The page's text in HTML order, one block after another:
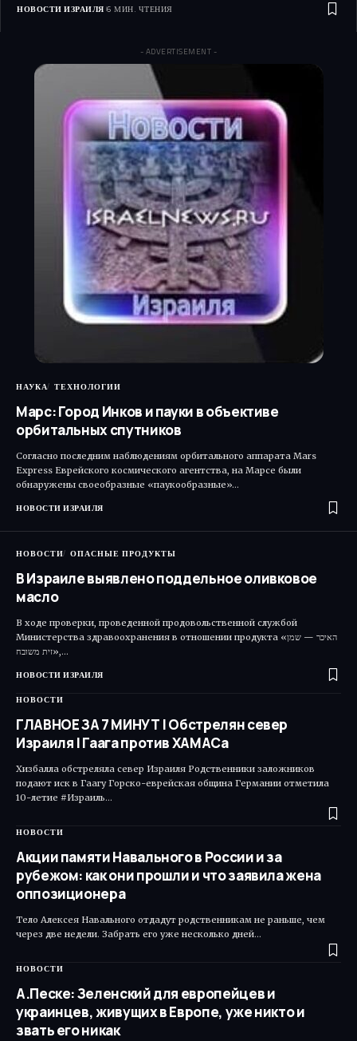
НОВОСТИ ИЗРАИЛЯ 6 МИН. ЧТЕНИЯ
- ADVERTISEMENT -
НАУКА ТЕХНОЛОГИИ
Марс: Город Инков и пауки в объективе
орбитальных спутников
Согласно последним наблюдениям орбитального аппарата Mars
Express Еврейского космического агентства, на Марсе были
обнаружены своеобразные «паукообразные»…
НОВОСТИ ИЗРАИЛЯ
НОВОСТИ ОПАСНЫЕ ПРОДУКТЫ
В Израиле выявлено поддельное оливковое
масло
В ходе проверки, проведенной продовольственной службой
Министерства здравоохранения в отношении продукта «האיכר — שמן
זית משובח»,…
НОВОСТИ ИЗРАИЛЯ
НОВОСТИ
ГЛАВНОЕ ЗА 7 МИНУТ | Обстрелян север
Израиля | Гаага против ХАМАСа
Хизбалла обстреляла север Израиля Родственники заложников
подают иск в Гаагу Горско-еврейская община Германии отметила
10-летие #Израиль…
НОВОСТИ
Акции памяти Навального в России и за
рубежом: как они прошли и что заявила жена
оппозиционера
Тело Алексея Навального отдадут родственникам не раньше, чем
через две недели. Забрать его уже несколько дней…
НОВОСТИ
А.Песке: Зеленский для европейцев и
украинцев, живущих в Европе, уже никто и
звать его никак